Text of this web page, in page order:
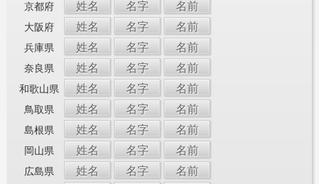
京都府 姓名 名字 名前
大阪府 姓名 名字 名前
兵庫県 姓名 名字 名前
奈良県 姓名 名字 名前
和歌山県 姓名 名字 名前
鳥取県 姓名 名字 名前
島根県 姓名 名字 名前
岡山県 姓名 名字 名前
広島県 姓名 名字 名前